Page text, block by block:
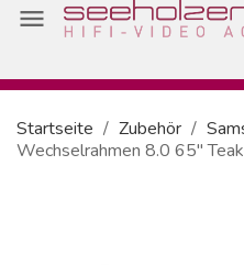

Startseite Zubehör
Wechselrahmen 8.0 65" Teak